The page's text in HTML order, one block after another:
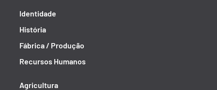
Identidade
História
Fábrica / Produção
Recursos Humanos
Agricultura